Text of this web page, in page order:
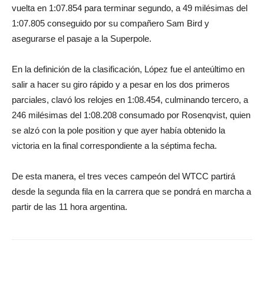
vuelta en 1:07.854 para terminar segundo, a 49 milésimas del
1:07.805 conseguido por su compañero Sam Bird y
asegurarse el pasaje a la Superpole.
En la definición de la clasificación, López fue el anteúltimo en
salir a hacer su giro rápido y a pesar en los dos primeros
parciales, clavó los relojes en 1:08.454, culminando tercero, a
246 milésimas del 1:08.208 consumado por Rosenqvist, quien
se alzó con la pole position y que ayer había obtenido la
victoria en la final correspondiente a la séptima fecha.
De esta manera, el tres veces campeón del WTCC partirá
desde la segunda fila en la carrera que se pondrá en marcha a
partir de las 11 hora argentina.